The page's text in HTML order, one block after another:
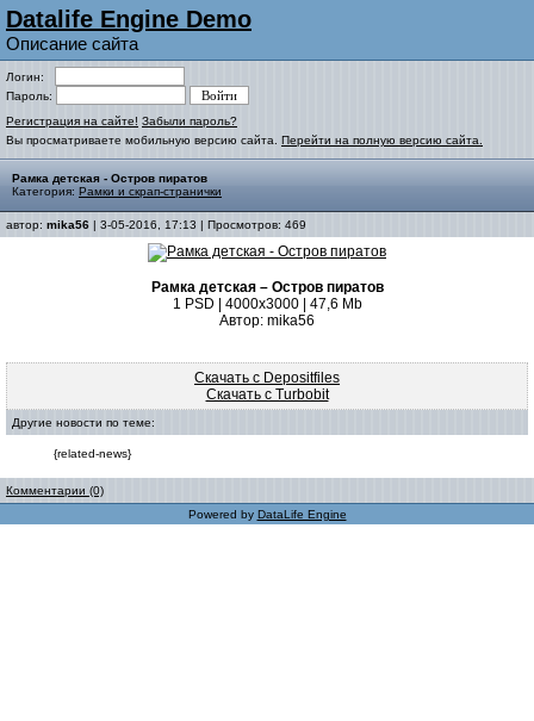
Datalife Engine Demo
Описание сайта
Логин:
Пароль:
Регистрация на сайте! Забыли пароль?
Вы просматриваете мобильную версию сайта. Перейти на полную версию сайта.
Рамка детская - Остров пиратов
Категория: Рамки и скрап-странички
автор: mika56 | 3-05-2016, 17:13 | Просмотров: 469
Рамка детская – Остров пиратов
1 PSD | 4000х3000 | 47,6 Mb
Автор: mika56
Скачать с Depositfiles
Скачать с Turbobit
Другие новости по теме:
{related-news}
Комментарии (0)
Powered by DataLife Engine